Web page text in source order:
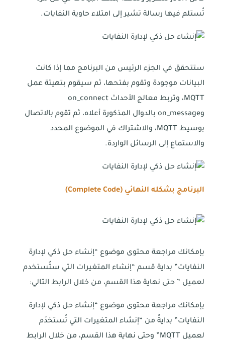
تُستلم فيها رسالة تشير إلى امتلاء حاوية النفايات.
ستتحقق في الجزء الرئيس من البرنامج مما إذا كانت
البيانات موجودة وتقوم بفتحها، ثم سيقوم بتهيئة عمل
MQTT، وتربط معالج الأحداث on_connect
وon_message بالدوال المذكورة أعلاه، ثم تقوم بالاتصال
بوسيط MQTT، والاشتراك في الموضوع المحدد
والاستماع إلى الرسائل الواردة.
البرنامج بشكله النهائي (Complete Code
)
بإمكانك مراجعة محتوى موضوع “إنشاء حل ذكي لإدارة
النفايات” بداية قسم “إنشاء المتغيرات التي ستُستخدم
لعميل ” حتى نهاية هذا القسم، من خلال الرابط التالي:
بإمكانك مراجعة محتوى موضوع “إنشاء حل ذكي لإدارة
النفايات” بدايةً من “إنشاء المتغيرات التي تُستخدَم
لعميل MQTT” وحتى نهاية هذا القسم، من خلال الرابط